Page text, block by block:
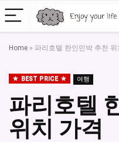
Home » 파리호텔 한인민박 추천 위
BEST PRICE 여행
파리호텔
위치 가격